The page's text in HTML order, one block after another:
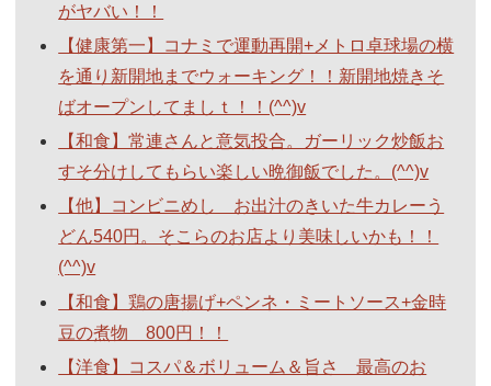
がヤバい！！
【健康第一】コナミで運動再開+メトロ卓球場の横
を通り新開地までウォーキング！！新開地焼きそ
ばオープンしてましｔ！！(^^)v
【和食】常連さんと意気投合。ガーリック炒飯お
すそ分けしてもらい楽しい晩御飯でした。(^^)v
【他】コンビニめし お出汁のきいた牛カレーう
どん540円。そこらのお店より美味しいかも！！
(^^)v
【和食】鶏の唐揚げ+ペンネ・ミートソース+金時
豆の煮物 800円！！
【洋食】コスパ＆ボリューム＆旨さ 最高のお